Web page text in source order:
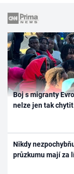
Boj s migranty
nelze jen tak
Nikdy
průzkumu mají za